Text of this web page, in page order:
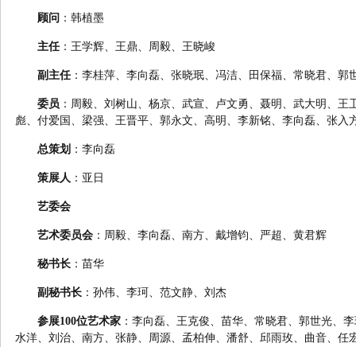
顾问 ：韩植墨
主任：王学辉、王鼎、周毅、王晓峻
副主任：李桂萍、李向磊、张晓珉、冯洁、田保福、常晓君、郭
委员 ：周毅、刘树山、杨京、武宣、卢文勇、聂明、武大明、
彪、付爱国、梁强、王晋平、郭永文、高明、李新铭、李向磊、张入
总策划 ：李向磊
策展人 ：亚日
艺委会
艺术委员会 ：周毅、李向磊、南方、戴增钧、严超、黄君辉
秘书长 ：苗华
副秘书长 ：孙伟、李珂、范文静、刘杰
参展100位艺术家 ：李向磊、王克俊、苗华、常晓君、郭世光、
水洋、刘治、南方、张静、周源、孟柏伸、潘舒、邱雨玫、曲音、任